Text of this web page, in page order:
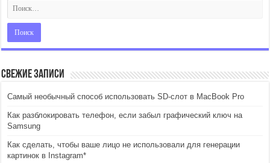
Свежие записи
Самый необычный способ использовать SD-слот в MacBook Pro
Как разблокировать телефон, если забыл графический ключ на
Samsung
Как сделать, чтобы ваше лицо не использовали для генерации
картинок в Instagram*